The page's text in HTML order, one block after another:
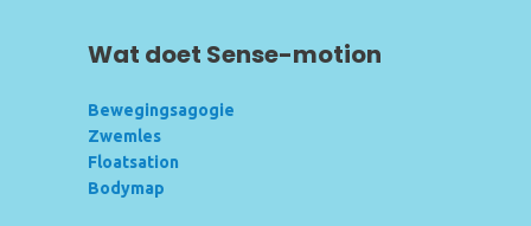
Wat doet Sense-motion
Bewegingsagogie
Zwemles
Floatsation
Bodymap